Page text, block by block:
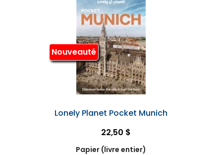
Nouveauté
Lonely Planet Pocket Munich
22,50 $
Papier (livre entier)